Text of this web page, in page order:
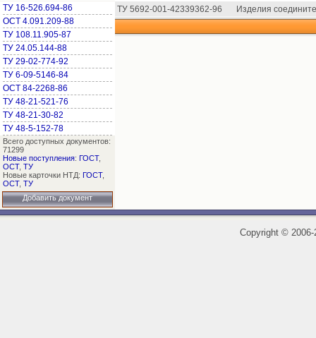
ТУ 16-526.694-86
ОСТ 4.091.209-88
ТУ 108.11.905-87
ТУ 24.05.144-88
ТУ 29-02-774-92
ТУ 6-09-5146-84
ОСТ 84-2268-86
ТУ 48-21-521-76
ТУ 48-21-30-82
ТУ 48-5-152-78
Всего доступных документов:
71299
Новые поступления: ГОСТ,
ОСТ, ТУ
Новые карточки НТД: ГОСТ,
ОСТ, ТУ
Добавить документ
ТУ 5692-001-42339362-96
Изделия
Copyright ©